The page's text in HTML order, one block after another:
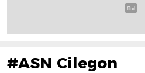
#ASN Cilegon